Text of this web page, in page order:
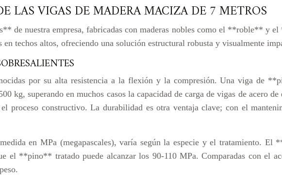
LAS VIGAS DE MADERA MACIZA DE 7 METROS
de nuestra empresa, fabricadas con maderas nobles como el **roble** y
en techos altos, ofreciendo una solución estructural robusta y visualmente
por su alta resistencia a la flexión y la compresión. Una viga de
kg, superando en muchos casos la capacidad de carga de vigas de acero
proceso constructivo. La durabilidad es otra ventaja clave; con el
en MPa (megapascales), varía según la especie y el tratamiento. El
el **pino** tratado puede alcanzar los 90-110 MPa. Comparadas con el